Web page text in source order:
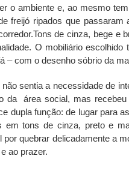
o ambiente e, ao mesmo
freijó ripados que
de cinza, bege e
O mobiliário
– com o desenho sóbrio da
sentia a necessidade de
da área social, mas recebeu
dupla função: de lugar para
em tons de cinza, preto e
por quebrar delicadamente a
ao prazer.